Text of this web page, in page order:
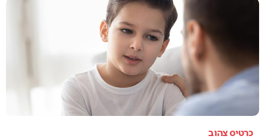
כרטיס צהוב